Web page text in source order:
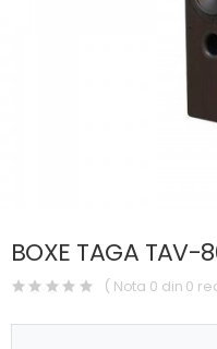
BOXE TAGA TAV-
( Nota 0 din 0